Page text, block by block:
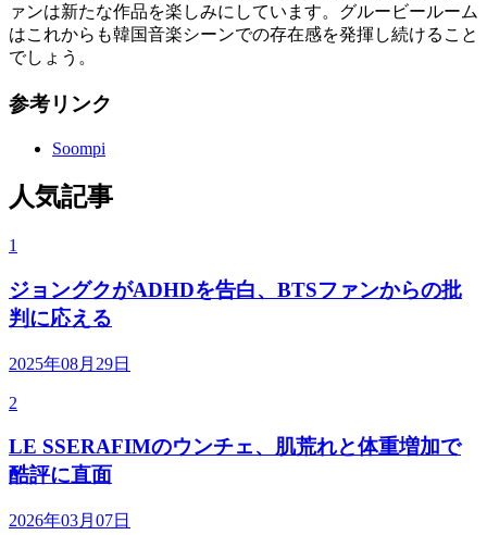
ァンは新たな作品を楽しみにしています。グルービールーム
はこれからも韓国音楽シーンでの存在感を発揮し続けること
でしょう。
参考リンク
Soompi
人気記事
1
ジョングクがADHDを告白、BTSファンからの批
判に応える
2025年08月29日
2
LE SSERAFIMのウンチェ、肌荒れと体重増加で
酷評に直面
2026年03月07日